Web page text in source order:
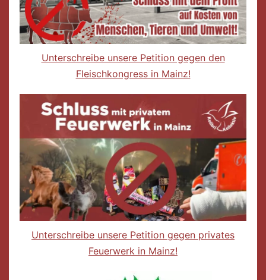
Unterschreibe unsere Petition gegen den
Fleischkongress in Mainz!
Unterschreibe unsere Petition gegen privates
Feuerwerk in Mainz!